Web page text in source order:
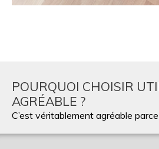
POURQUOI CHOISIR
AGRÉABLE ?
C’est véritablement agréable parce